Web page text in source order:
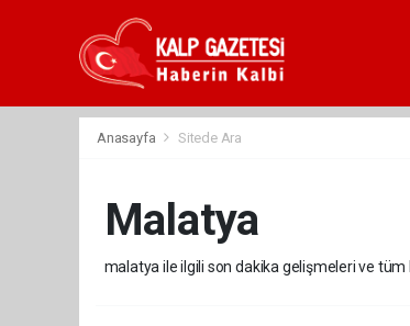
Anasayfa Sitede Ara
Malatya
malatya ile ilgili son dakika gelişmeleri ve